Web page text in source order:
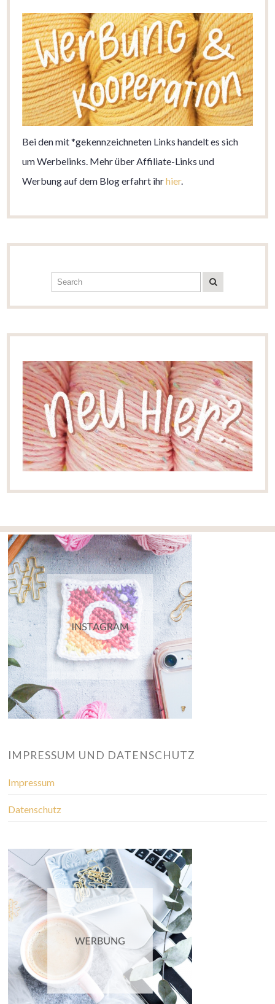
Bei den mit *gekennzeichneten Links handelt es sich
um Werbelinks. Mehr über Affiliate-Links und
Werbung auf dem Blog erfahrt ihrhier.
IMPRESSUM UND DATENSCHUTZ
Impressum
Datenschutz